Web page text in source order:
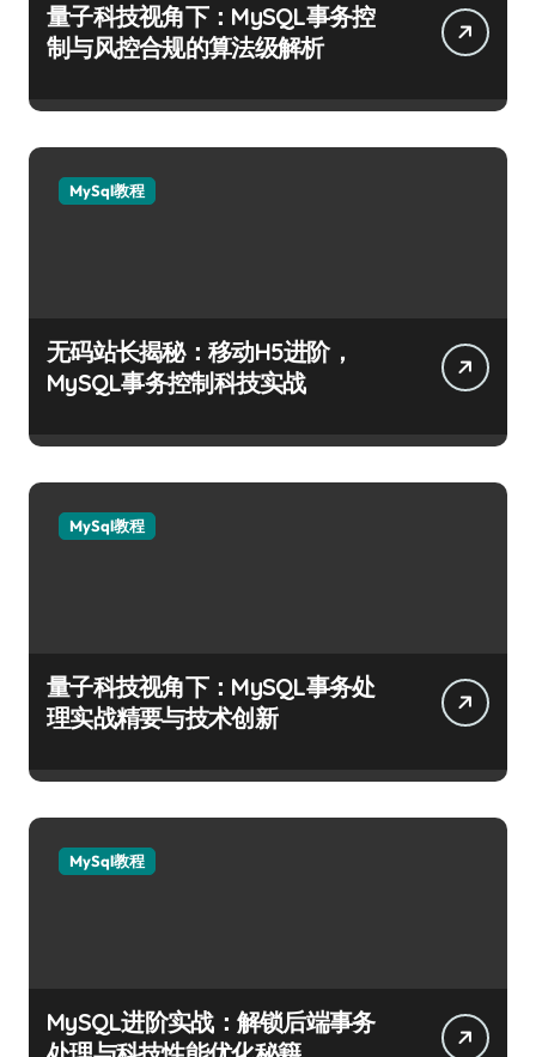
量子科技视角下：MySQL事务控
制与风控合规的算法级解析
MySql教程
无码站长揭秘：移动H5进阶，
MySQL事务控制科技实战
MySql教程
量子科技视角下：MySQL事务处
理实战精要与技术创新
MySql教程
MySQL进阶实战：解锁后端事务